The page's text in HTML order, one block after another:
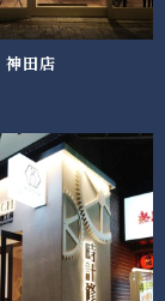
神田店